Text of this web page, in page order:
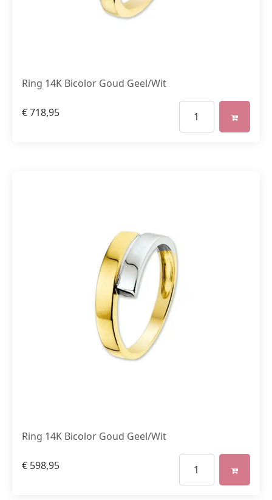
Ring 14K Bicolor Goud Geel/Wit
€718,95
Ring 14K Bicolor Goud Geel/Wit
€ 598,95